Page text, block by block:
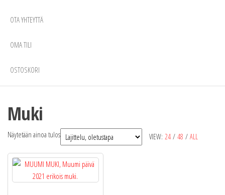
OTA YHTEYTTÄ
OMA TILI
OSTOSKORI
Muki
VIEW: 24 / 48 / ALL
Näytetään ainoa tulos